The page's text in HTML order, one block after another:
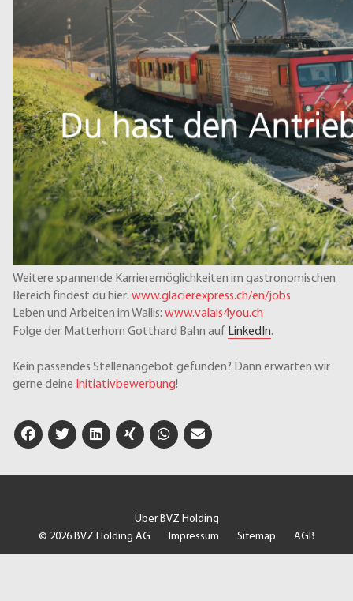
Weitere spannende Karrieremöglichkeiten im gastronomischen
Bereich findest du hier: www.glacierexpress.ch/en/jobs
Leben und Arbeiten im Wallis: www.valais4you.ch
Folge der Matterhorn Gotthard Bahn auf LinkedIn.
Kein passendes Stellenangebot gefunden? Dann erwarten wir
gerne deine Initiativbewerbung!
Über BVZ Holding
© 2026 BVZ Holding AG
Impressum Sitemap AGB